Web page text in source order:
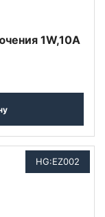
1W,10A
HG:EZ002